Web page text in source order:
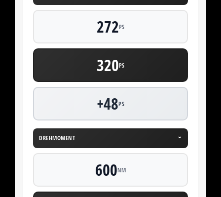
272PS
320PS
+48PS
DREHMOMENT ⌄
600NM